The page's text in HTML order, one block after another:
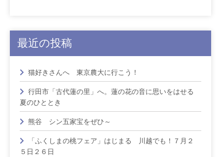
最近の投稿
猫好きさんへ 東京農大に行こう！
行田市「古代蓮の里」へ。蓮の花の音に思いをはせる
夏のひととき
熊谷 シン五家宝をぜひ～
「ふくしまの桃フェア」はじまる 川越でも！７月２
５日２６日